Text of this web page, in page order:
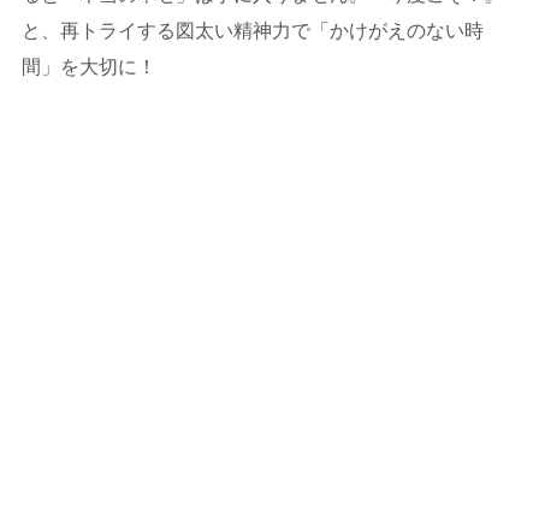
と、再トライする図太い精神力で「かけがえのない時
間」を大切に！